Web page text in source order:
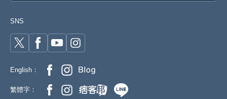
SNS
English：
繁體字：